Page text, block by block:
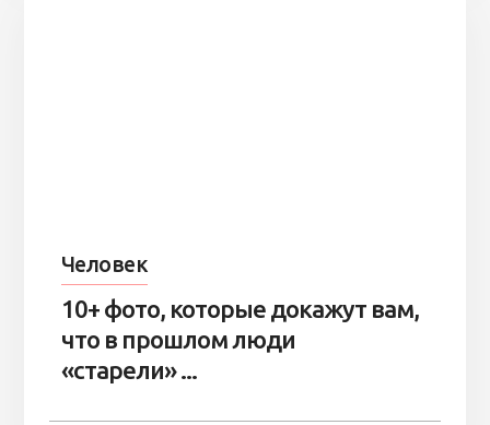
Человек
10+ фото, которые докажут вам,
что в прошлом люди
«старели» ...